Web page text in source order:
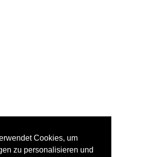
Cookies, um
zu personalisieren und